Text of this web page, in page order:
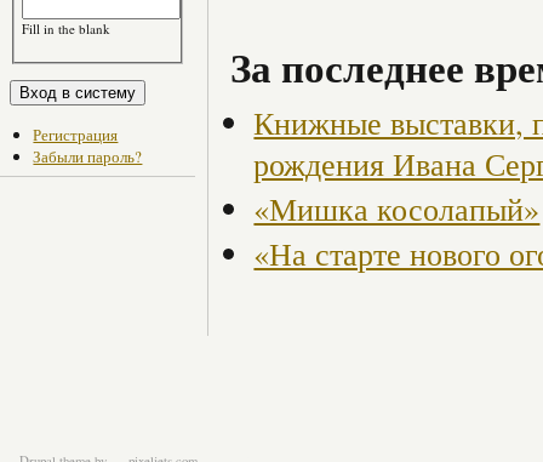
Fill in the blank
Регистрация
Забыли пароль?
За последнее
Книжные выставки,
рождения Ивана
«Мишка косолапый»
«На старте нового